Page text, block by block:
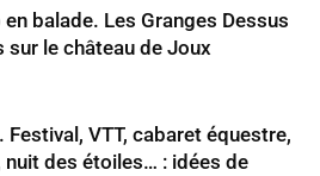
en balade. Les Granges Dessus
sur le château de Joux
Festival, VTT, cabaret équestre,
nuit des étoiles… : idées de